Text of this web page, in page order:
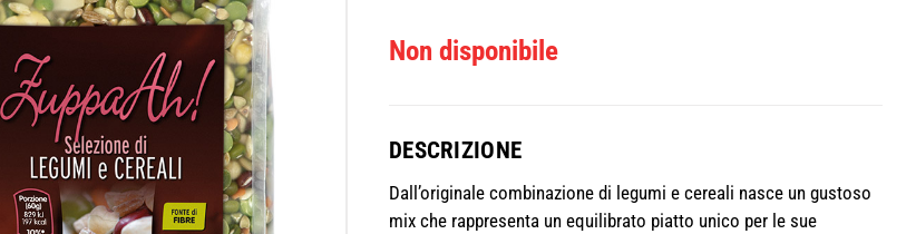
Non disponibile
DESCRIZIONE
Dall’originale combinazione di legumi e cereali nasce un gustoso
mix che rappresenta un equilibrato piatto unico per le sue